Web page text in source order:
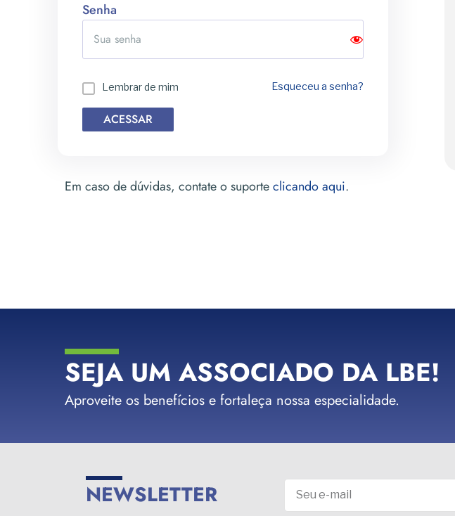
Senha
Lembrar de mim Esqueceu a senha?
Em caso de dúvidas, contate o suporteclicando aqui.
SEJA UM ASSOCIADO DA LBE!
Aproveite os benefícios e fortaleça nossa especialidade.
NEWSLETTER